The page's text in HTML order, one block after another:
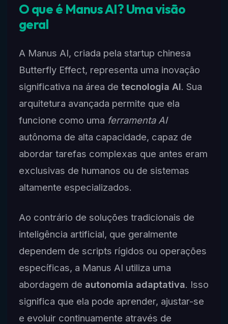
O que é Manus AI? Uma visão
geral
A Manus AI, criada pela startup chinesa
Butterfly Effect, representa uma inovação
significativa na área de tecnologia AI. Sua
arquitetura avançada permite que ela
funcione como uma ferramenta AI
autônoma de alta capacidade, capaz de
abordar tarefas complexas que antes eram
exclusivas de humanos ou de sistemas
altamente especializados.
Ao contrário de soluções tradicionais de
inteligência artificial, que geralmente
dependem de scripts rígidos ou operações
específicas, a Manus AI utiliza uma
abordagem de autonomia adaptativa. Isso
significa que ela pode aprender, ajustar-se
e evoluir continuamente através de